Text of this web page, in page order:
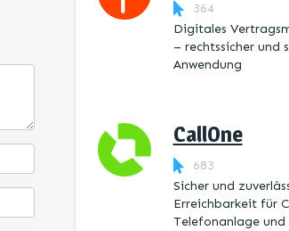
364
Digitales
– rechtssicher und
Anwendung
CallOne
683
Sicher und
Erreichbarkeit für
Telefonanlage und